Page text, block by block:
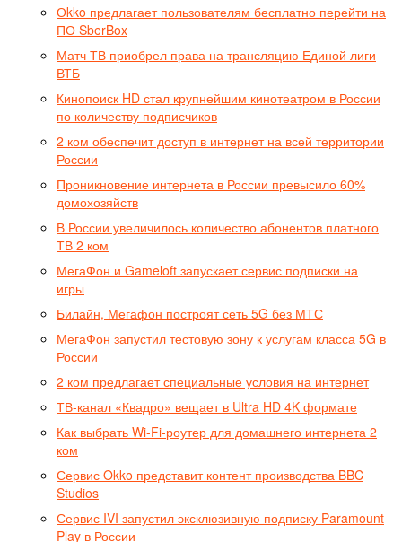
Оkko предлагает пользователям бесплатно перейти на
ПО SberBox
Матч ТВ приобрел права на трансляцию Единой лиги
ВТБ
Кинопоиск HD стал крупнейшим кинотеатром в России
по количеству подписчиков
2 ком обеспечит доступ в интернет на всей территории
России
Проникновение интернета в России превысило 60%
домохозяйств
В России увеличилось количество абонентов платного
ТВ 2 ком
МегаФон и Gameloft запускает сервис подписки на
игры
Билайн, Мегафон построят сеть 5G без МТС
МегаФон запустил тестовую зону к услугам класса 5G в
России
2 ком предлагает специальные условия на интернет
ТВ-канал «Квадро» вещает в Ultra HD 4K формате
Как выбрать Wi-Fi-роутер для домашнего интернета 2
ком
Сервис Okko представит контент производства BBC
Studios
Сервис IVI запустил эксклюзивную подписку Paramount
Play в России